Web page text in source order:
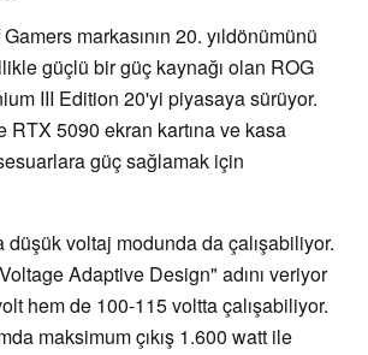
markasının 20. yıldönümünü
güçlü bir güç kaynağı olan ROG
III Edition 20'yi piyasaya sürüyor.
RTX 5090 ekran kartına ve kasa
güç sağlamak için
düşük voltaj modunda da çalışabiliyor.
Adaptive Design" adını veriyor
hem de 100-115 voltta çalışabiliyor.
maksimum çıkış 1.600 watt ile